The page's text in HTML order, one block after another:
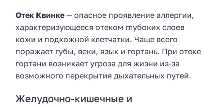
Отек Квинке — опасное проявление аллергии,
характеризующееся отеком глубоких слоев
кожи и подкожной клетчатки. Чаще всего
поражает губы, веки, язык и гортань. При отеке
гортани возникает угроза для жизни из-за
возможного перекрытия дыхательных путей.
Желудочно-кишечные и